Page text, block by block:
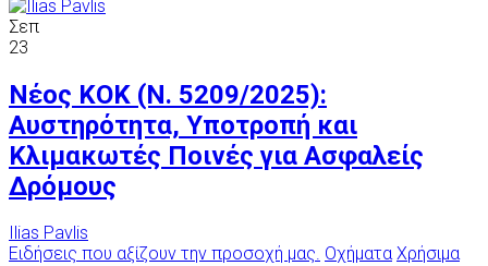
Σεπ
23
Νέος ΚΟΚ (Ν. 5209/2025):
Αυστηρότητα, Υποτροπή και
Κλιμακωτές Ποινές για Ασφαλείς
Δρόμους
Ilias Pavlis
Ειδήσεις που αξίζουν την προσοχή μας. Οχήματα Χρήσιμα